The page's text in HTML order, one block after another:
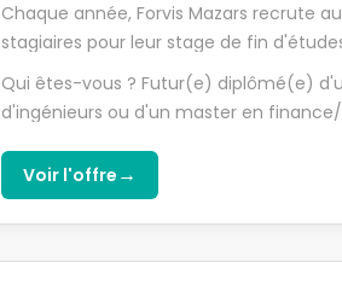
Chaque année, Forvis Mazars recrute
stagiaires pour leur stage de fin
vous proposons : Après une phase de
vous participerez à la réalisation de
portefeuille de groupes ou d'ETI à
d'associations de la région : - audit
audit contractuel - audit d'évaluation et
Qui êtes-vous ? Futur(e) diplômé(e)
d'ingénieurs ou d'un master en
d'esprit critique et avez le sens de
relationnel et vous vous adaptez
Voir l'offre →